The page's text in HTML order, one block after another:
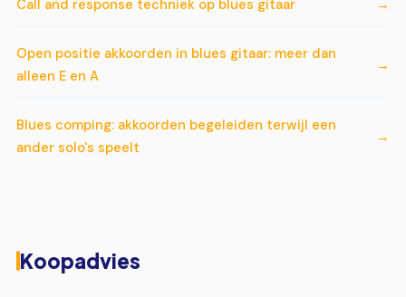
Call and response techniek op blues gitaar
Open positie akkoorden in blues gitaar: meer dan
alleen E en A
Blues comping: akkoorden begeleiden terwijl een
ander solo's speelt
Koopadvies